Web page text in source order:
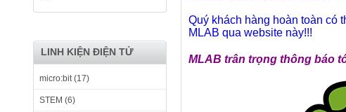
LINH KIỆN ĐIỆN TỬ
micro:bit (17)
STEM (6)
Quý khách hàng hoàn toàn có
MLAB qua website này!!!
MLAB trân trọng thông báo